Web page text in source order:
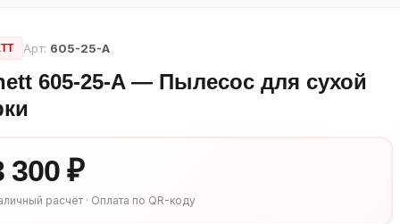
Арт: 605-25-A
605-25-A — Пылесос для сухой
300 ₽
расчёт · Оплата по QR-коду